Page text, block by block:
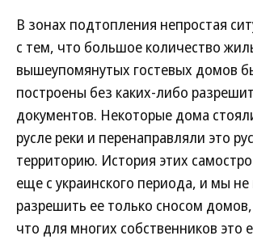
В зонах подтопления непростая
с тем, что большое количество
вышеупомянутых гостевых домов
построены без каких-либо
документов. Некоторые дома
русле реки и перенаправляли это
территорию. История этих
еще с украинского периода, и мы
разрешить ее только сносом
что для многих собственников это